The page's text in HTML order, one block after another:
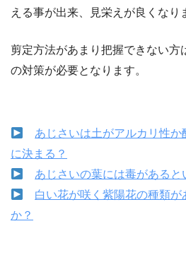
える事が出来、見栄えが良くなり
剪定方法があまり把握できない方
の対策が必要となります。
あじさいは土がアルカリ性
に決まる？
あじさいの葉には毒があると
白い花が咲く紫陽花の種類が
か？